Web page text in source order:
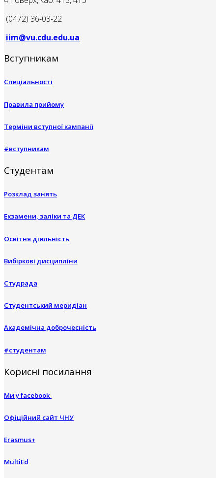
(0472) 36-03-22
iim@vu.cdu.edu.ua
Вступникам
Спеціальності
Правила прийому
Терміни вступної кампанії
#вступникам
Студентам
Розклад занять
Екзамени, заліки та ДЕК
Освітня діяльність
Вибіркові дисципліни
Студрада
Студентський меридіан
Академічна доброчесність
#студентам
Корисні посилання
Ми у facebook
Офіційний сайт ЧНУ
Erasmus+
MultiEd